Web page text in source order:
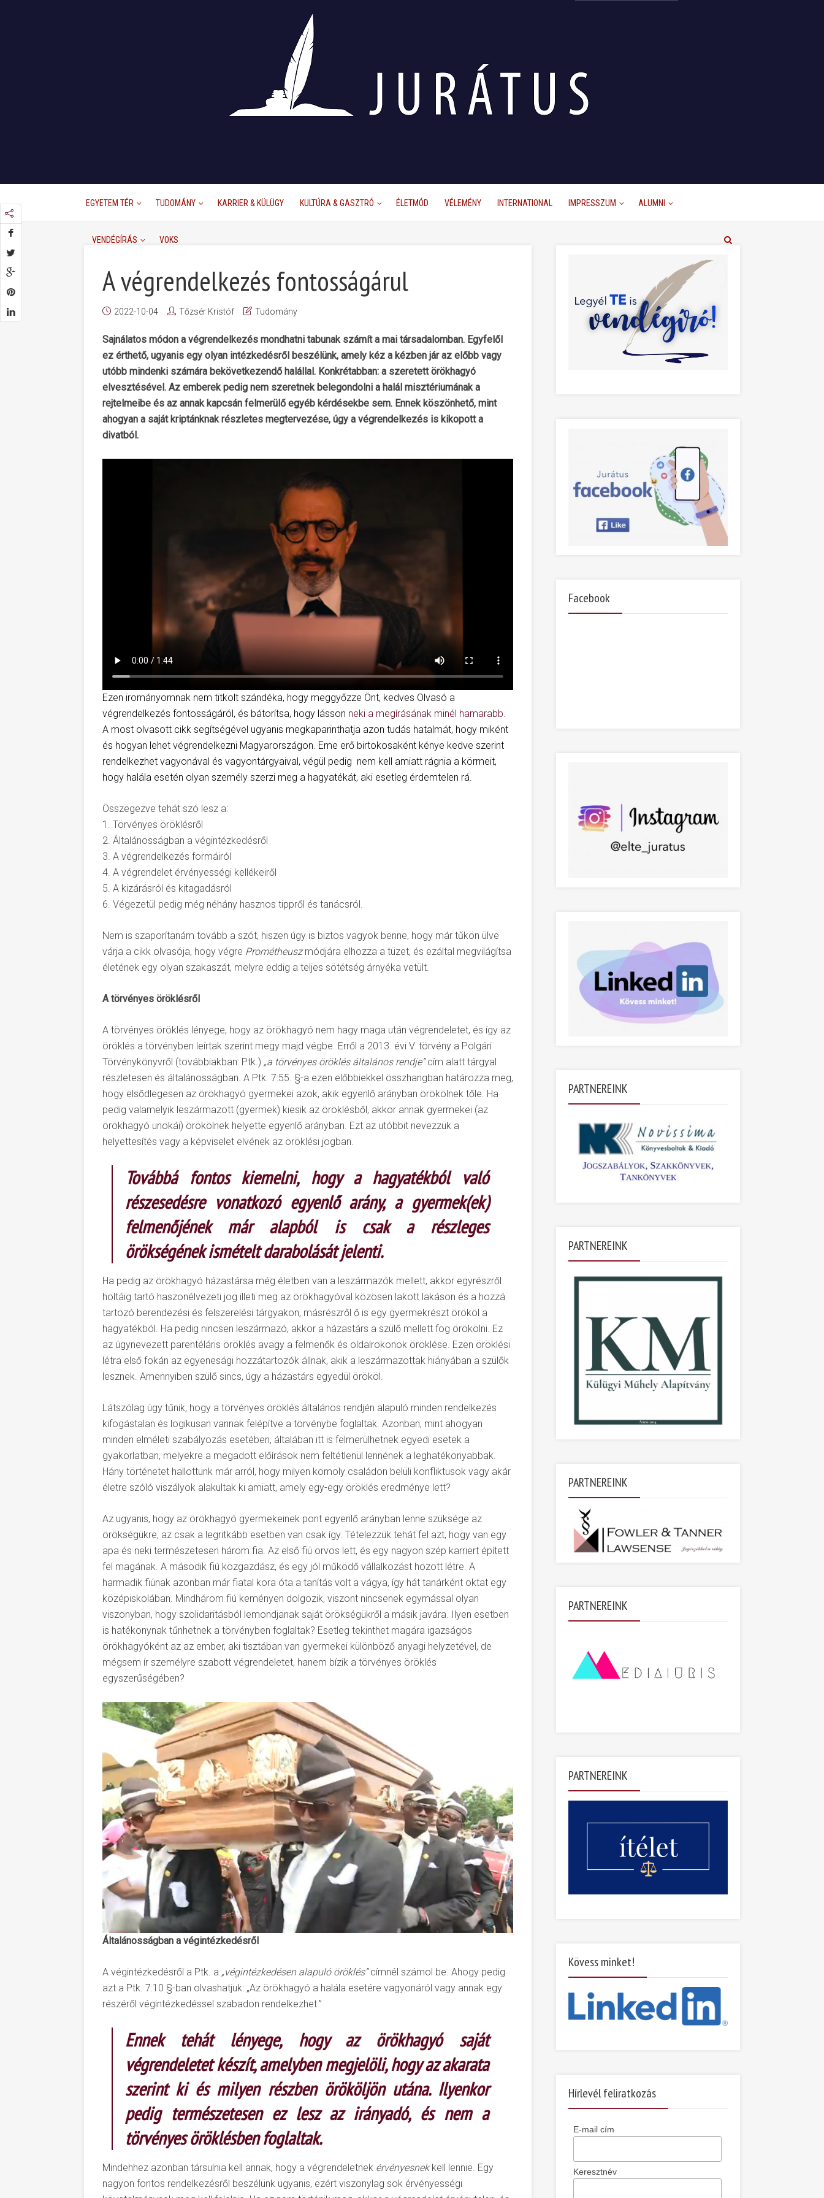
EGYETEM TÉR TUDOMÁNY KARRIER & KÜLÜGY KULTÚRA & GASZTRÓ ÉLETMÓD VÉLEMÉNY INTERNATIONAL IMPRESSZUM ALUMNI
VENDÉGÍRÁS VOKS
A végrendelkezés fontosságárul
2022-10-04 Tőzsér Kristóf Tudomány
Sajnálatos módon a végrendelkezés mondhatni tabunak számít a mai társadalomban. Egyfelől
ez érthető, ugyanis egy olyan intézkedésről beszélünk, amely kéz a kézben jár az előbb vagy
utóbb mindenki számára bekövetkezendő halállal. Konkrétabban: a szeretett örökhagyó
elvesztésével. Az emberek pedig nem szeretnek belegondolni a halál misztériumának a
rejtelmeibe és az annak kapcsán felmerülő egyéb kérdésekbe sem. Ennek köszönhető, mint
ahogyan a saját kriptánknak részletes megtervezése, úgy a végrendelkezés is kikopott a
divatból.
Ezen irományomnak nem titkolt szándéka, hogy meggyőzze Önt, kedves Olvasó a
végrendelkezés fontosságáról, és bátorítsa, hogy lásson neki a megírásának minél hamarabb.
A most olvasott cikk segítségével ugyanis megkaparinthatja azon tudás hatalmát, hogy miként
és hogyan lehet végrendelkezni Magyarországon. Eme erő birtokosaként kénye kedve szerint
rendelkezhet vagyonával és vagyontárgyaival, végül pedig nem kell amiatt rágnia a körmeit,
hogy halála esetén olyan személy szerzi meg a hagyatékát, aki esetleg érdemtelen rá.
Összegezve tehát szó lesz a:
1. Törvényes öröklésről
2. Általánosságban a végintézkedésről
3. A végrendelkezés formáiról
4. A végrendelet érvényességi kellékeiről
5. A kizárásról és kitagadásról
6. Végezetül pedig még néhány hasznos tippről és tanácsról.
Nem is szaporítanám tovább a szót, hiszen úgy is biztos vagyok benne, hogy már tűkön ülve
várja a cikk olvasója, hogy végre Prométheuszmódjára elhozza a tüzet, és ezáltal megvilágítsa
életének egy olyan szakaszát, melyre eddig a teljes sötétség árnyéka vetült.
A törvényes öröklésről
A törvényes öröklés lényege, hogy az örökhagyó nem hagy maga után végrendeletet, és így az
öröklés a törvényben leírtak szerint megy majd végbe. Erről a 2013. évi V. törvény a Polgári
Törvénykönyvről (továbbiakban: Ptk.) „a törvényes öröklés általános rendje”cím alatt tárgyal
részletesen és általánosságban. A Ptk. 7:55. §-a ezen előbbiekkel összhangban határozza meg,
hogy elsődlegesen az örökhagyó gyermekei azok, akik egyenlő arányban örökölnek tőle. Ha
pedig valamelyik leszármazott (gyermek) kiesik az öröklésből, akkor annak gyermekei (az
örökhagyó unokái) örökölnek helyette egyenlő arányban. Ezt az utóbbit nevezzük a
helyettesítés vagy a képviselet elvének az öröklési jogban.
Továbbá fontos kiemelni, hogy a hagyatékból való
részesedésre vonatkozó egyenlő arány, a gyermek(ek)
felmenőjének már alapból is csak a részleges
örökségének ismételt darabolását jelenti.
Ha pedig az örökhagyó házastársa még életben van a leszármazók mellett, akkor egyrészről
holtáig tartó haszonélvezeti jog illeti meg az örökhagyóval közösen lakott lakáson és a hozzá
tartozó berendezési és felszerelési tárgyakon, másrészről ő is egy gyermekrészt örököl a
hagyatékból. Ha pedig nincsen leszármazó, akkor a házastárs a szülő mellett fog örökölni. Ez
az úgynevezett parentéláris öröklés avagy a felmenők és oldalrokonok öröklése. Ezen öröklési
létra első fokán az egyenesági hozzátartozók állnak, akik a leszármazottak hiányában a szülők
lesznek. Amennyiben szülő sincs, úgy a házastárs egyedül örököl.
Látszólag úgy tűnik, hogy a törvényes öröklés általános rendjén alapuló minden rendelkezés
kifogástalan és logikusan vannak felépítve a törvénybe foglaltak. Azonban, mint ahogyan
minden elméleti szabályozás esetében, általában itt is felmerülhetnek egyedi esetek a
gyakorlatban, melyekre a megadott előírások nem feltétlenül lennének a leghatékonyabbak.
Hány történetet hallottunk már arról, hogy milyen komoly családon belüli konfliktusok vagy akár
életre szóló viszályok alakultak ki amiatt, amely egy-egy öröklés eredménye lett?
Az ugyanis, hogy az örökhagyó gyermekeinek pont egyenlő arányban lenne szüksége az
örökségükre, az csak a legritkább esetben van csak így. Tételezzük tehát fel azt, hogy van egy
apa és neki természetesen három fia. Az első fiú orvos lett, és egy nagyon szép karriert épített
fel magának. A második fiú közgazdász, és egy jól működő vállalkozást hozott létre. A
harmadik fiúnak azonban már fiatal kora óta a tanítás volt a vágya, így hát tanárként oktat egy
középiskolában. Mindhárom fiú keményen dolgozik, viszont nincsenek egymással olyan
viszonyban, hogy szolidaritásból lemondjanak saját örökségükről a másik javára. Ilyen esetben
is hatékonynak tűnhetnek a törvényben foglaltak? Esetleg tekinthet magára igazságos
örökhagyóként az az ember, aki tisztában van gyermekei különböző anyagi helyzetével, de
mégsem ír személyre szabott végrendeletet, hanem bízik a törvényes öröklés
egyszerűségében?
Általánosságban a végintézkedésről
A végintézkedésről a Ptk. a „végintézkedésen alapuló öröklés”címnél számol be. Ahogy pedig
azt a Ptk. 7:10 §-ban olvashatjuk: „Az örökhagyó a halála esetére vagyonáról vagy annak egy
részéről végintézkedéssel szabadon rendelkezhet.”
Ennek tehát lényege, hogy az örökhagyó saját
végrendeletet készít, amelyben megjelöli, hogy az akarata
szerint ki és milyen részben örököljön utána. Ilyenkor
pedig természetesen ez lesz az irányadó, és nem a
törvényes öröklésben foglaltak.
Mindehhez azonban társulnia kell annak, hogy a végrendeletnek érvényesnekkell lennie. Egy
nagyon fontos rendelkezésről beszélünk ugyanis, ezért viszonylag sok érvényességi
Facebook
PARTNEREINK
PARTNEREINK
PARTNEREINK
PARTNEREINK
PARTNEREINK
Kövess minket!
Hírlevél feliratkozás
E-mail cím
Keresztnév